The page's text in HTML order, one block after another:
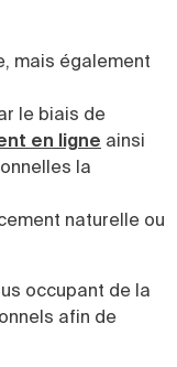
mais également
le biais de
en ligne ainsi
la
naturelle ou
occupant de la
afin de